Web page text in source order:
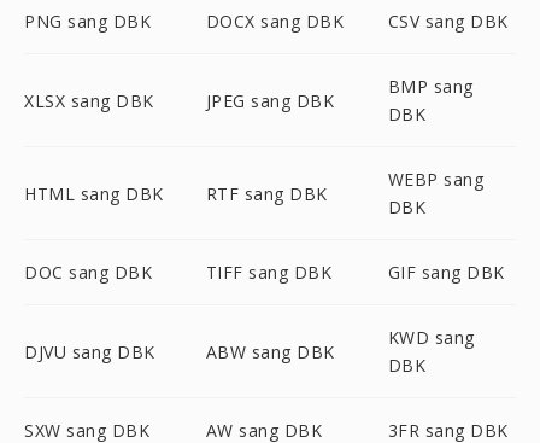
PNG sang DBK DOCX sang DBK CSV sang DBK
XLSX sang DBK JPEG sang DBK
BMP sang
DBK
HTML sang DBK RTF sang DBK
WEBP sang
DBK
DOC sang DBK TIFF sang DBK GIF sang DBK
DJVU sang DBK ABW sang DBK
KWD sang
DBK
SXW sang DBK AW sang DBK 3FR sang DBK